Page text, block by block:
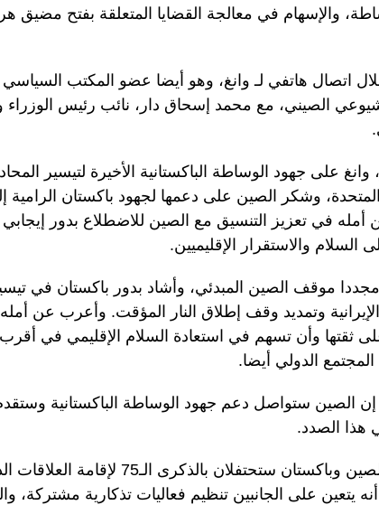
والإسهام في معالجة القضايا المتعلقة بفتح مضيق
اتصال هاتفي لـ وانغ، وهو أيضا عضو المكتب السياسي
الصيني، مع محمد إسحاق دار، نائب رئيس الوزراء
وانغ على جهود الوساطة الباكستانية الأخيرة لتيسير
المتحدة، وشكر الصين على دعمها لجهود باكستان الرامية
في تعزيز التنسيق مع الصين للاضطلاع بدور
السلام والاستقرار الإقليميين.
مجددا موقف الصين المبدئي، وأشاد بدور باكستان في
الإيرانية وتمديد وقف إطلاق النار المؤقت. وأعرب عن
ثقتها وأن تسهم في استعادة السلام الإقليمي في
الدولي أيضا.
إن الصين ستواصل دعم جهود الوساطة الباكستانية
هذا الصدد.
وقال إن الصين وباكستان ستحتفلان بالذكرى
أنه يتعين على الجانبين تنظيم فعاليات تذكارية مشتركة،